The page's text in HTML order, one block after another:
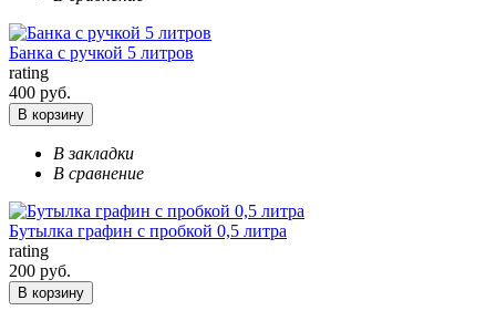
Банка с ручкой 5 литров
rating
400 руб.
В корзину
В закладки
В сравнение
Бутылка графин с пробкой 0,5 литра
rating
200 руб.
В корзину